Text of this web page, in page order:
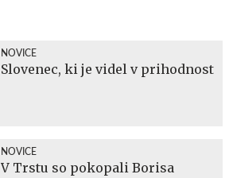
NOVICE
Slovenec, ki je videl v prihodnost
NOVICE
V Trstu so pokopali Borisa